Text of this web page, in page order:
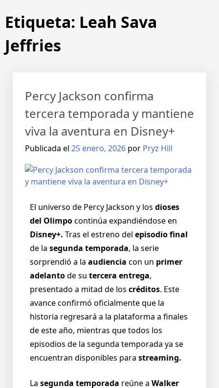
Etiqueta: Leah Sava
Jeffries
Percy Jackson confirma
tercera temporada y mantiene
viva la aventura en Disney+
Publicada el 25 enero, 2026 por Pryz Hill
El universo de Percy Jackson y los dioses
del Olimpocontinúa expandiéndose en
Disney+. Tras el estreno del episodio final
de la segunda temporada, la serie
sorprendió a la audiencia con un primer
adelantode su tercera entrega,
presentado a mitad de los créditos. Este
avance confirmó oficialmente que la
historia regresará a la plataforma a finales
de este año, mientras que todos los
episodios de la segunda temporada ya se
encuentran disponibles para streaming.
La segunda temporada reúne a Walker